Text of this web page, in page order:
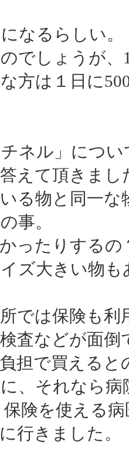
なるらしい。
でしょうが、
方は１日に
ネル」につ
えて頂きまし
る物と同一
事。
かったりする
ズ大きい物
では保険も
査などが面倒
担で買えると
、それなら
険を使える
行きました。